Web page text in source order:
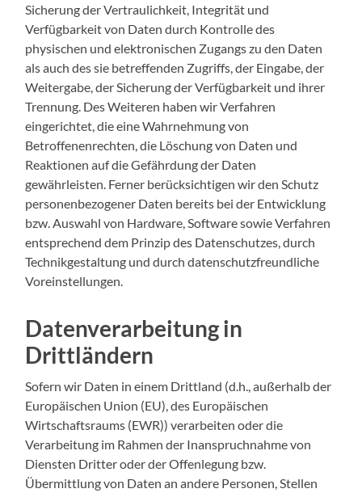
Sicherung der Vertraulichkeit, Integrität und
Verfügbarkeit von Daten durch Kontrolle des
physischen und elektronischen Zugangs zu den Daten
als auch des sie betreffenden Zugriffs, der Eingabe, der
Weitergabe, der Sicherung der Verfügbarkeit und ihrer
Trennung. Des Weiteren haben wir Verfahren
eingerichtet, die eine Wahrnehmung von
Betroffenenrechten, die Löschung von Daten und
Reaktionen auf die Gefährdung der Daten
gewährleisten. Ferner berücksichtigen wir den Schutz
personenbezogener Daten bereits bei der Entwicklung
bzw. Auswahl von Hardware, Software sowie Verfahren
entsprechend dem Prinzip des Datenschutzes, durch
Technikgestaltung und durch datenschutzfreundliche
Voreinstellungen.
Datenverarbeitung in
Drittländern
Sofern wir Daten in einem Drittland (d.h., außerhalb der
Europäischen Union (EU), des Europäischen
Wirtschaftsraums (EWR)) verarbeiten oder die
Verarbeitung im Rahmen der Inanspruchnahme von
Diensten Dritter oder der Offenlegung bzw.
Übermittlung von Daten an andere Personen, Stellen